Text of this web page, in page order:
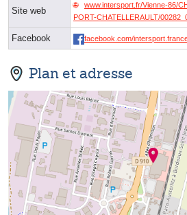
Site web
www.intersport.fr/Vienne-86/
PORT-CHATELLERAULT/
Facebook facebook.com/
Plan et adresse